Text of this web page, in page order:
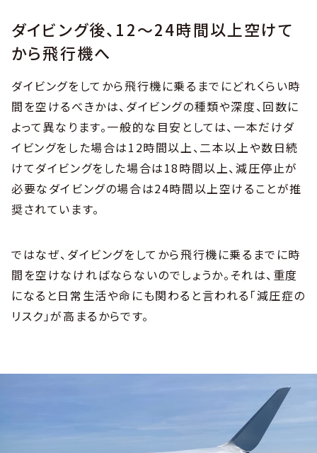
ダイビング後、12〜24時間以上空けて
から飛行機へ
ダイビングをしてから飛行機に乗るまでにどれくらい時
間を空けるべきかは、ダイビングの種類や深度、回数に
よって異なります。一般的な目安としては、一本だけダ
イビングをした場合は12時間以上、二本以上や数日続
けてダイビングをした場合は18時間以上、減圧停止が
必要なダイビングの場合は24時間以上空けることが推
奨されています。
ではなぜ、ダイビングをしてから飛行機に乗るまでに時
間を空けなければならないのでしょうか。それは、重度
になると日常生活や命にも関わると言われる「減圧症の
リスク」が高まるからです。